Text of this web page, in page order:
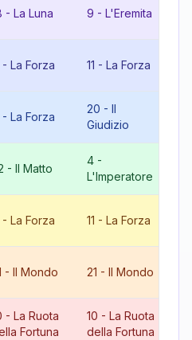
- La Luna 9 - L'Eremita
- La Forza 11 - La Forza
- La Forza
20 - Il
Giudizio
- Il Matto
4 -
L'Imperatore
- La Forza 11 - La Forza
- Il Mondo 21 - Il Mondo
- La Ruota
Fortuna
10 - La Ruota
della Fortuna